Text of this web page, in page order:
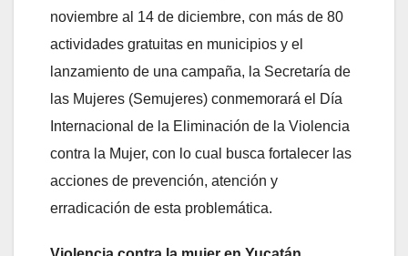
noviembre al 14 de diciembre, con más de 80
actividades gratuitas en municipios y el
lanzamiento de una campaña, la Secretaría de
las Mujeres (Semujeres) conmemorará el Día
Internacional de la Eliminación de la Violencia
contra la Mujer, con lo cual busca fortalecer las
acciones de prevención, atención y
erradicación de esta problemática.